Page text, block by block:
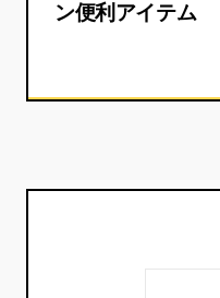
ン便利アイテム